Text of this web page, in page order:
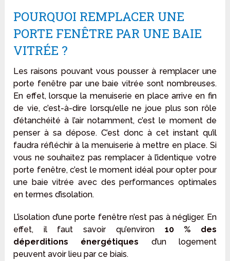
POURQUOI REMPLACER UNE
PORTE FENÊTRE PAR UNE BAIE
VITRÉE ?
Les raisons pouvant vous pousser à remplacer une
porte fenêtre par une baie vitrée sont nombreuses.
En effet, lorsque la menuiserie en place arrive en fin
de vie, c’est-à-dire lorsqu’elle ne joue plus son rôle
d’étanchéité à l’air notamment, c’est le moment de
penser à sa dépose. C’est donc à cet instant qu’il
faudra réfléchir à la menuiserie à mettre en place. Si
vous ne souhaitez pas remplacer à l’identique votre
porte fenêtre, c’est le moment idéal pour opter pour
une baie vitrée avec des performances optimales
en termes d’isolation.
L’isolation d’une porte fenêtre n’est pas à négliger. En
effet, il faut savoir qu’environ 10 % des
déperditions énergétiques d’un logement
peuvent avoir lieu par ce biais.